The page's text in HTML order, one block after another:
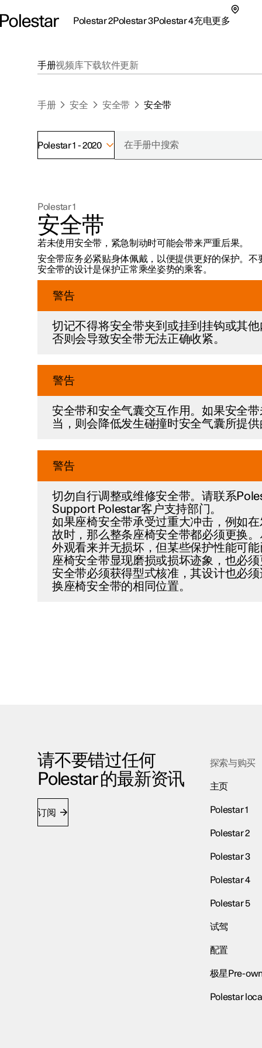
Polestar 2Polestar 3Polestar 4充电更多
联系我们
极星官方二手车
探索Polestar 3
联系我们
公共充电
家庭充电
车主服务
注册新闻
（在新窗
手册视频库下载软件更新
手册 安全 安全带 安全带
Polestar 1 - 2020
Polestar 1
安全带
若未使用安全带，紧急制动时可能会带来严重后果。
安全带应务必紧贴身体佩戴，以便提供更好的保护。不
安全带的设计是保护正常乘坐姿势的乘客。
警告
切记不得将安全带夹到或挂到挂钩或其
否则会导致安全带无法正确收紧。
警告
安全带和安全气囊交互作用。如果安全
当，则会降低发生碰撞时安全气囊所提
警告
切勿自行调整或维修安全带。请联系
Support Polestar客户支持部门。
如果座椅安全带承受过重大冲击，例如
故时，那么整条座椅安全带都必须更换
外观看来并无损坏，但某些保护性能可
座椅安全带显现磨损或损坏迹象，也必
安全带必须获得型式核准，其设计也必
换座椅安全带的相同位置。
请不要错过任何
Polestar 的最新资讯
订阅
探索与购买
主页
Polestar 1
Polestar 2
Polestar 3
Polestar 4
Polestar 5
试驾
配置
极星Pre-
Polestar